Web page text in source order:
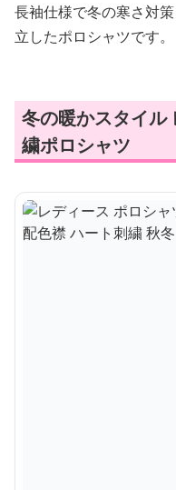
長袖仕様で冬の寒さ対
立したポロシャツです。
冬の暖かスタイル
繍ポロシャツ